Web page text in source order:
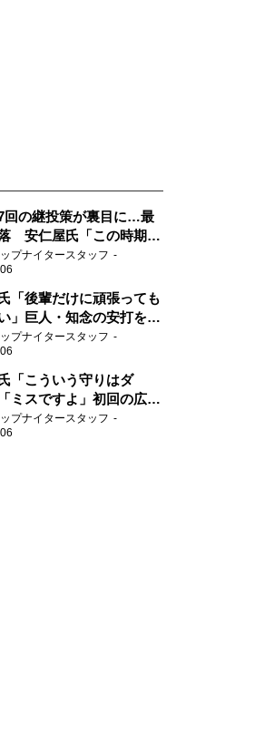
回の継投策が裏目に…最
安仁屋氏「この時期に
はない」
プナイタースタッフ
「後輩だけに頑張っても
」巨人・知念の安打を喜
プナイタースタッフ
「こういう守りはダ
ミスですよ」初回の広島
苦言
プナイタースタッフ